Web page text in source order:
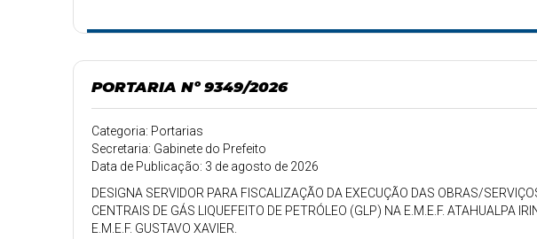
PORTARIA Nº 9349/2026
Categoria: Portarias
Secretaria: Gabinete do Prefeito
Data de Publicação: 3 de agosto de 2026
DESIGNA SERVIDOR PARA FISCALIZAÇÃO DA EXECUÇÃO DAS OBRAS/
CENTRAIS DE GÁS LIQUEFEITO DE PETRÓLEO (GLP) NA E.M.E.F. ATAHUALPA
E.M.E.F. GUSTAVO XAVIER.